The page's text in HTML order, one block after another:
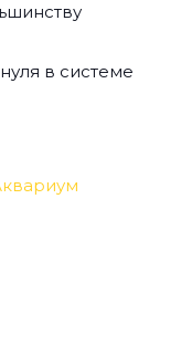
в системе